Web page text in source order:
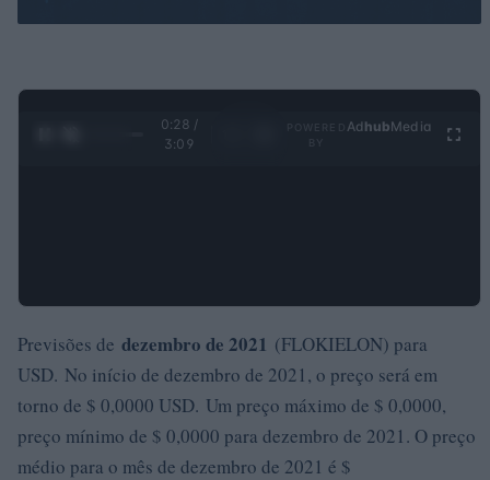
0:29 /
3:09
Ad hubMedia
Previsões de dezembro de 2021 (FLOKIELON) para
USD. No início de dezembro de 2021, o preço será em
torno de $ 0,0000 USD. Um preço máximo de $ 0,0000,
preço mínimo de $ 0,0000 para dezembro de 2021. O preço
médio para o mês de dezembro de 2021 é $